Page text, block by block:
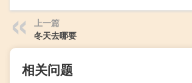
上一篇
冬天去哪要
相关问题